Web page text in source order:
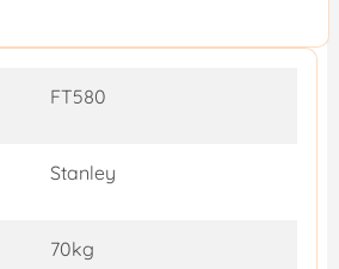
FT580
Stanley
70kg